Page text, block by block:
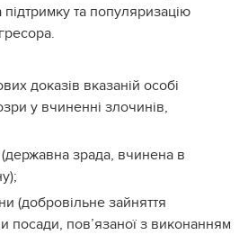
та популяризацію
доказів вказаній особі
у вчиненні злочинів,
(державна зрада, вчинена в
(добровільне зайняття
посади, пов’язаної з виконанням